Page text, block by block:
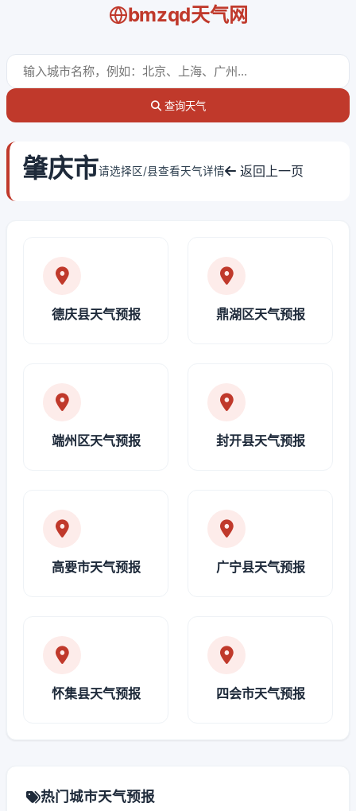
bmzqd天气网
查询天气
肇庆市请选择区/县查看天气详情 返回上一页
德庆县天气预报 鼎湖区天气预报
端州区天气预报 封开县天气预报
高要市天气预报 广宁县天气预报
怀集县天气预报 四会市天气预报
热门城市天气预报